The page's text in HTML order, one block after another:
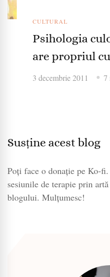
CULTURAL
Psihologia
are propriul
3 decembrie 2011 7
Susține acest blog
Poți face o donație pe Ko-
sesiunile de terapie prin
blogului. Mulțumesc!